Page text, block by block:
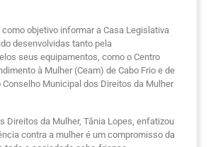
objetivo informar a Casa Legislativa
desenvolvidas tanto pela
seus equipamentos, como o Centro
à Mulher (Ceam) de Cabo Frio e de
Municipal dos Direitos da Mulher
Direitos da Mulher, Tânia Lopes, enfatizou
contra a mulher é um compromisso da